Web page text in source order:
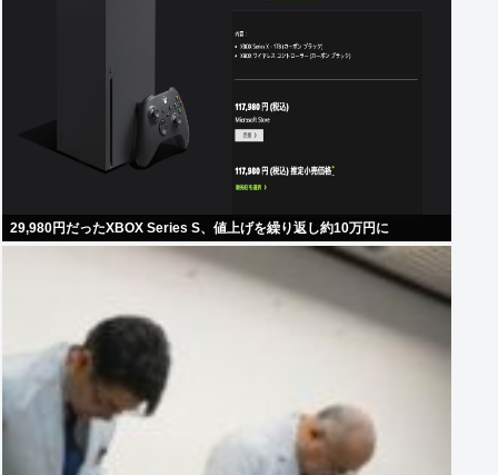
29,980円だったXBOX Series S、値上げを繰り返し約10万円に